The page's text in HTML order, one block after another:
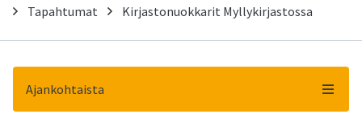
Tapahtumat
Kirjastonuokkarit Myllykirjastossa
Ajankohtaista